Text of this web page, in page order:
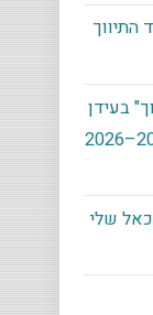
התיווך
בעידן
של לוחמה מרחוק: מלחמת איראן 2025–2026
שלי